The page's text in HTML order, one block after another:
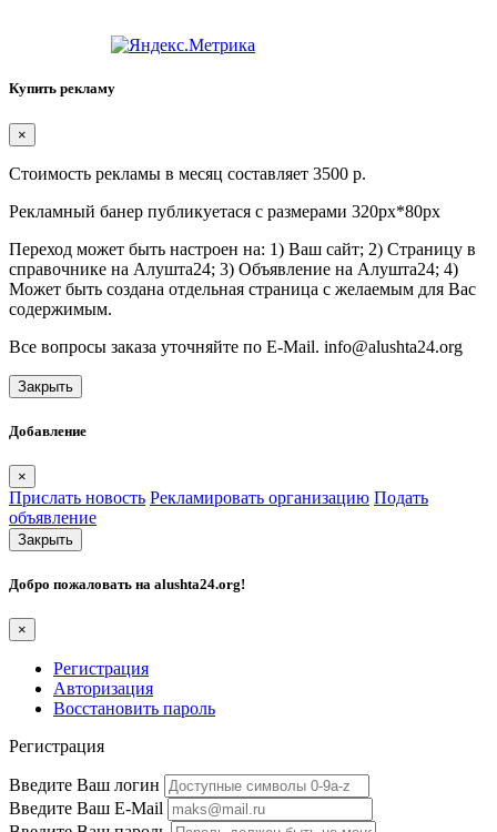
Купить рекламу
×
Стоимость рекламы в месяц составляет 3500 р.
Рекламный банер публикуетася с размерами 320px*80px
Переход может быть настроен на: 1) Ваш сайт; 2) Страницу в
справочнике на Алушта24; 3) Объявление на Алушта24; 4)
Может быть создана отдельная страница с желаемым для Вас
содержимым.
Все вопросы заказа уточняйте по E-Mail. info@alushta24.org
Закрыть
Добавление
×
Прислать новость Рекламировать организацию Подать
объявление
Закрыть
Добро пожаловать на alushta24.org!
×
Регистрация
Авторизация
Восстановить пароль
Регистрация
Введите Ваш логин
Введите Ваш E-Mail